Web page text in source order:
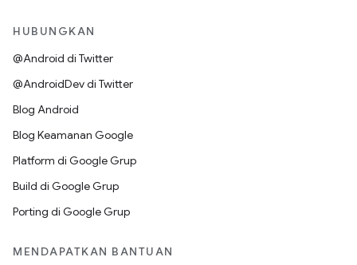
HUBUNGKAN
@Android di Twitter
@AndroidDev di Twitter
Blog Android
Blog Keamanan Google
Platform di Google Grup
Build di Google Grup
Porting di Google Grup
MENDAPATKAN BANTUAN